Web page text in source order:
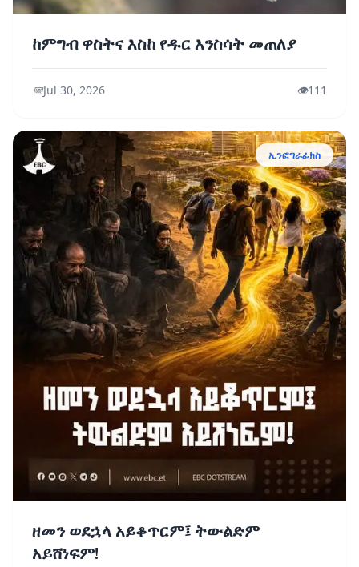
ከምግብ ዋስትና እስከ የዱር እንስሳት መጠለያ
📅Jul 30, 2026 👁️111
ኢንፎግራፊክስ
ዘመን ወደኋላ አይቆጥርም፤ ትውልድም
አይሸነፍም!